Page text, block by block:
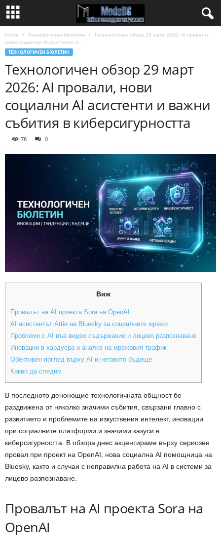
Home Технологичен бюлетин
Технологичен обзор 29 март 2026: AI провали,
нови социални AI асистенти и...
ТЕХНОЛОГИЧЕН БЮЛЕТИН
Технологичен обзор 29 март
2026: AI провали, нови
социални AI асистенти и важни
събития в киберсигурността
78 0
Виж
Провалът на AI проекта Sora на OpenAI
AI асистентът Attie на Bluesky за социалните мрежи
Проблеми с AI във видео съдържание и лицево разпознаване
Иновации в хардуера и анализ на мрежовия трафик
Обективен поглед върху AI и неговото бъдеще
Какво да следим
В последното денонощие технологичната общност бе
раздвижена от няколко значими събития, свързани главно с
развитието и проблемите на изкуствения интелект, иновации
при социалните платформи и значими казуси в
киберсигурността. В обзора днес акцентираме върху сериозен
провал при проект на OpenAI, нова социална AI помощница на
Bluesky, както и случаи с неправилна работа на AI в системи за
лицево разпознаване.
Провалът на AI проекта Sora на
OpenAI